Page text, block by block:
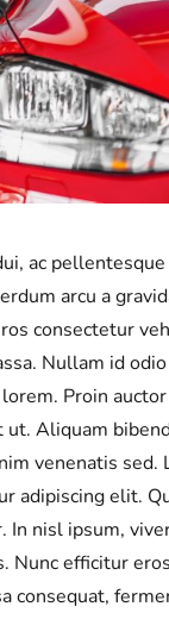
ac pellentesque
arcu a
consectetur
Nullam id
Proin
ut. Aliquam
venenatis sed.
adipiscing elit.
In nisl ipsum,
Nunc efficitur
consequat,